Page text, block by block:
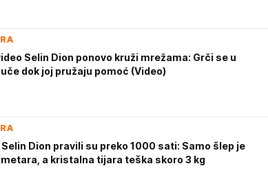
Selin Dion ponovo kruži mrežama: Grči se u
dok joj pružaju pomoć (Video)
Dion pravili su preko 1000 sati: Samo šlep je
a kristalna tijara teška skoro 3 kg